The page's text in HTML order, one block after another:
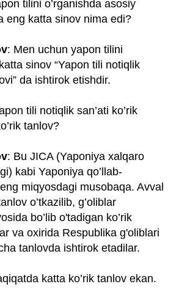
tilini o’rganishda asosiy
eng katta sinov nima edi?
: Men uchun yapon tilini
sinov “Yapon tili notiqlik
da ishtirok etishdir.
tili notiqlik san’ati ko’rik
tanlov?
: Bu JICA (Yaponiya xalqaro
kabi Yaponiya qo’llab-
miqyosdagi musobaqa. Avval
o’tkazilib, g’oliblar
bo’lib o'tadigan ko’rik
va oxirida Respublika g'oliblari
tanlovda ishtirok etadilar.
katta ko’rik tanlov ekan.